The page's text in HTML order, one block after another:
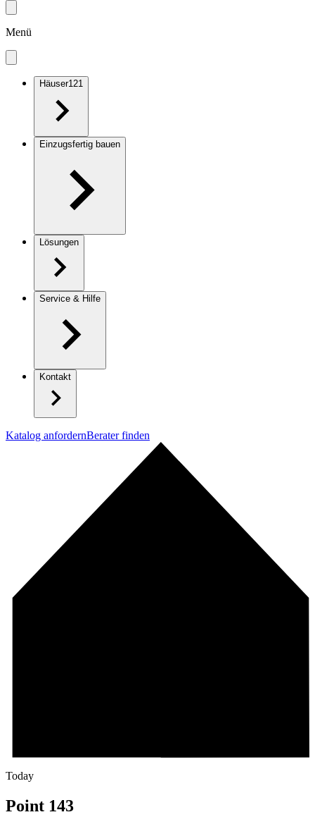
Menü
Häuser121
Einzugsfertig bauen
Lösungen
Service & Hilfe
Kontakt
Katalog anfordernBerater finden
Today
Point 143